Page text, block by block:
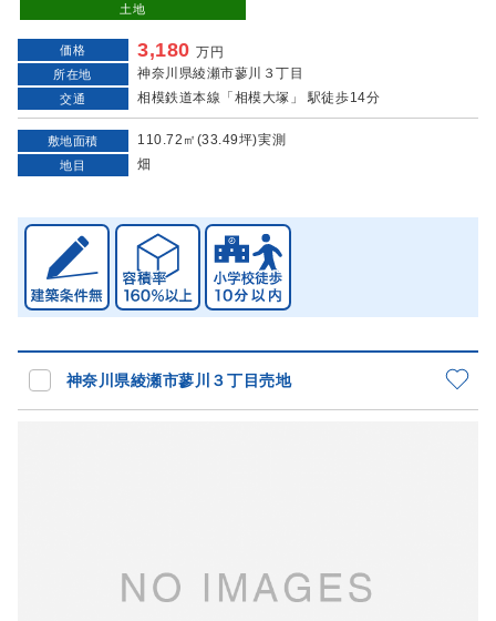
土地
価格 3,180万円
所在地 神奈川県綾瀬市蓼川３丁目
交通 相模鉄道本線「相模大塚」 駅徒歩14分
敷地面積 110.72㎡(33.49坪)実測
地目 畑
神奈川県綾瀬市蓼川３丁目売地